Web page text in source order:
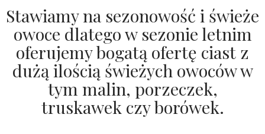
Stawiamy na sezonowość i świeże
owoce dlatego w sezonie letnim
oferujemy bogatą ofertę ciast z
dużą ilością świeżych owoców w
tym malin, porzeczek,
truskawek czy borówek.